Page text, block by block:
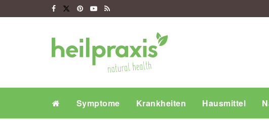
Symptome Krankheiten Hausmittel